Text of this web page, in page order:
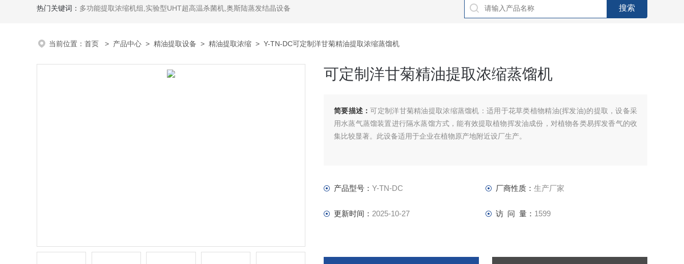
热门关键词： 多功能提取浓缩机组,实验型UHT超高温杀菌机,奥斯陆蒸发结晶设备
当前位置： 首页 > 产品中心 > 精油提取设备 > 精油提取浓缩 > Y-TN-DC可定制洋甘菊精油提取浓缩蒸馏机
可定制洋甘菊精油提取浓缩蒸馏机
简要描述：可定制洋甘菊精油提取浓缩蒸馏机：适用于花草类植物精油(挥发油)的提取，设备采
用水蒸气蒸馏装置进行隔水蒸馏方式，能有效提取植物挥发油成份，对植物各类易挥发香气的收
集比较显著。此设备适用于企业在植物原产地附近设厂生产。
产品型号： Y-TN-DC 厂商性质： 生产厂家
更新时间： 2025-10-27 访 问 量： 1599